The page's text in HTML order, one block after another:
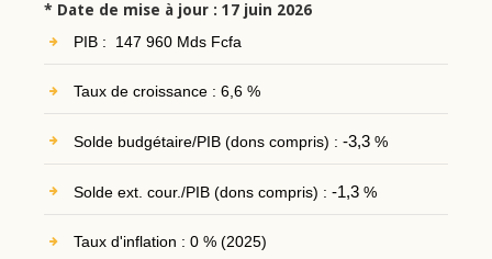
* Date de mise à jour : 17 juin 2026
PIB : 147 960 Mds Fcfa
Taux de croissance : 6,6 %
Solde budgétaire/PIB (dons compris) : -3,3%
Solde ext. cour./PIB (dons compris) : -1,3%
Taux d'inflation : 0 % (2025)